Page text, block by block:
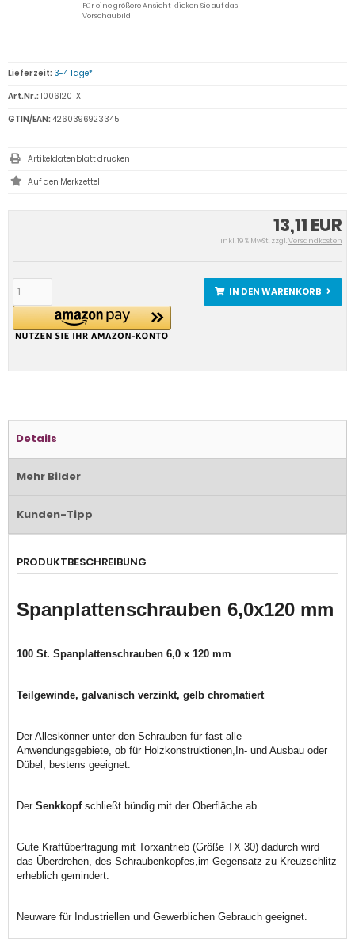
Für eine größere Ansicht klicken Sie auf das
Vorschaubild
13,11 EUR
inkl. 19 % MwSt. zzgl.Versandkosten
IN DEN WARENKORB
Lieferzeit: 3-4 Tage*
Art.Nr.: 1006120TX
GTIN/EAN: 4260396923345
Artikeldatenblatt drucken
Details
Mehr Bilder
Kunden-Tipp
PRODUKTBESCHREIBUNG
Spanplattenschrauben 6,0x120 mm
100 St. Spanplattenschrauben 6,0 x 120 mm
Teilgewinde, galvanisch verzinkt, gelb chromatiert
Der Alleskönner unter den Schrauben für fast alle
Anwendungsgebiete, ob für Holzkonstruktionen,In- und Ausbau oder
Dübel, bestens geeignet.
Der Senkkopfschließt bündig mit der Oberfläche ab.
Gute Kraftübertragung mit Torxantrieb (Größe TX 30) dadurch wird
das Überdrehen, des Schraubenkopfes,im Gegensatz zu Kreuzschlitz
erheblich gemindert.
Neuware für Industriellen und Gewerblichen Gebrauch geeignet.